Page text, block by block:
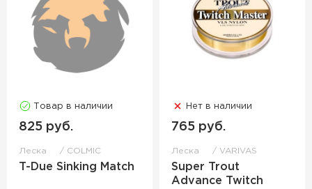
Товар в наличии
825 руб.
Леска COLMIC
T-Due Sinking Match
Нет в наличии
765 руб.
Леска VARIVAS
Super Trout
Advance Twitch